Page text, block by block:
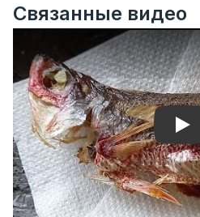
Связанные видео
Play